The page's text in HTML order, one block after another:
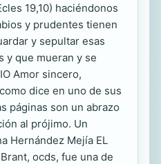
19,10) haciéndonos
y prudentes tienen
y sepultar esas
y que mueran y se
Amor sincero,
dice en uno de sus
páginas son un abrazo
al prójimo. Un
Hernández Mejía EL
ocds, fue una de